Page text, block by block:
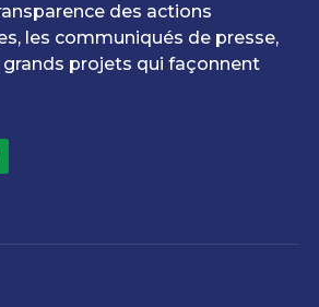
des actions
les communiqués de presse,
projets qui façonnent